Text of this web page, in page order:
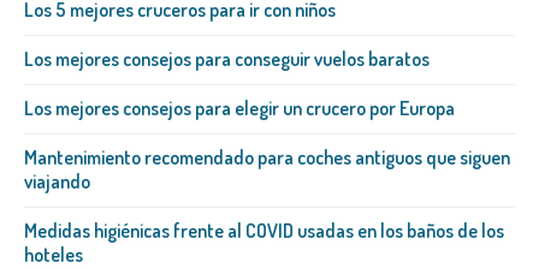
Los 5 mejores cruceros para ir con niños
Los mejores consejos para conseguir vuelos baratos
Los mejores consejos para elegir un crucero por Europa
Mantenimiento recomendado para coches antiguos que siguen
viajando
Medidas higiénicas frente al COVID usadas en los baños de los
hoteles